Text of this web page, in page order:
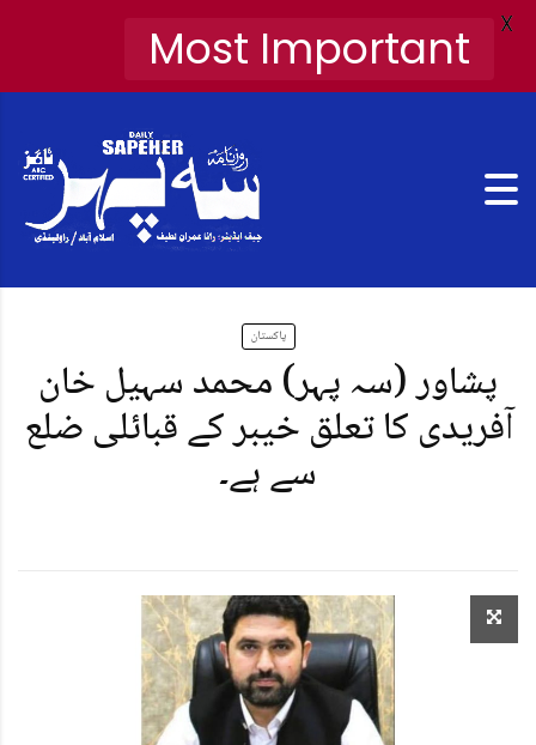
پاکستان
پشاور (سہ پہر) محمد سہیل خان
آفریدی کا تعلق خیبر کے قبائلی ضلع
سے ہے۔
Most Important X